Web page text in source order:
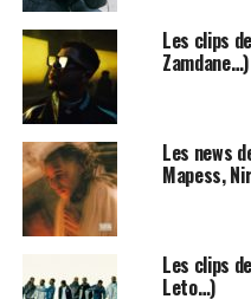
Une
complémentaire à
Si les rééditions se font
album par exemple), il
Les clips
Zamdane…)
Les news
Mapess,
Les clips
Leto…)